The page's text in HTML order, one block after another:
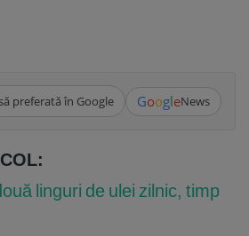
preferată în Google GoogleNews
linguri de ulei zilnic, timp